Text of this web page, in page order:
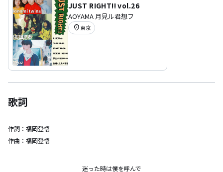
JUST RIGHT!! vol.26
AOYAMA 月見ル君想フ
location_on 東京
歌詞
作詞： 福岡登悟
作曲： 福岡登悟
迷った時は僕を呼んで